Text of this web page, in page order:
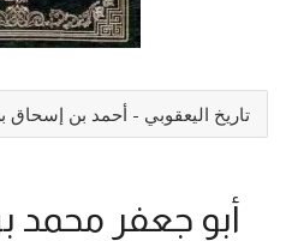
تاريخ اليعقوبي - أحمد بن إسحاق
أبو جعفر محمد